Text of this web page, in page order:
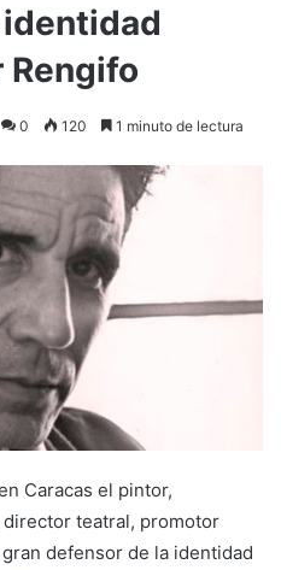
Rengifo
0 120 1 minuto de lectura
Caracas el pintor,
teatral, promotor
defensor de la identidad